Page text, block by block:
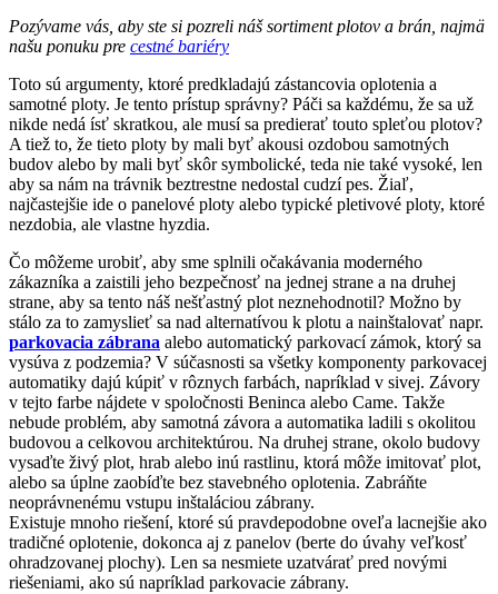
Pozývame vás, aby ste si pozreli náš sortiment plotov a brán, najmä
našu ponuku pre cestné bariéry
Toto sú argumenty, ktoré predkladajú zástancovia oplotenia a
samotné ploty. Je tento prístup správny? Páči sa každému, že sa už
nikde nedá ísť skratkou, ale musí sa predierať touto spleťou plotov?
A tiež to, že tieto ploty by mali byť akousi ozdobou samotných
budov alebo by mali byť skôr symbolické, teda nie také vysoké, len
aby sa nám na trávnik beztrestne nedostal cudzí pes. Žiaľ,
najčastejšie ide o panelové ploty alebo typické pletivové ploty, ktoré
nezdobia, ale vlastne hyzdia.
Čo môžeme urobiť, aby sme splnili očakávania moderného
zákazníka a zaistili jeho bezpečnosť na jednej strane a na druhej
strane, aby sa tento náš nešťastný plot neznehodnotil? Možno by
stálo za to zamyslieť sa nad alternatívou k plotu a nainštalovať napr.
parkovacia zábrana alebo automatický parkovací zámok, ktorý sa
vysúva z podzemia? V súčasnosti sa všetky komponenty parkovacej
automatiky dajú kúpiť v rôznych farbách, napríklad v sivej. Závory
v tejto farbe nájdete v spoločnosti Beninca alebo Came. Takže
nebude problém, aby samotná závora a automatika ladili s okolitou
budovou a celkovou architektúrou. Na druhej strane, okolo budovy
vysaďte živý plot, hrab alebo inú rastlinu, ktorá môže imitovať plot,
alebo sa úplne zaobíďte bez stavebného oplotenia. Zabráňte
neoprávnenému vstupu inštaláciou zábrany.
Existuje mnoho riešení, ktoré sú pravdepodobne oveľa lacnejšie ako
tradičné oplotenie, dokonca aj z panelov (berte do úvahy veľkosť
ohradzovanej plochy). Len sa nesmiete uzatvárať pred novými
riešeniami, ako sú napríklad parkovacie zábrany.